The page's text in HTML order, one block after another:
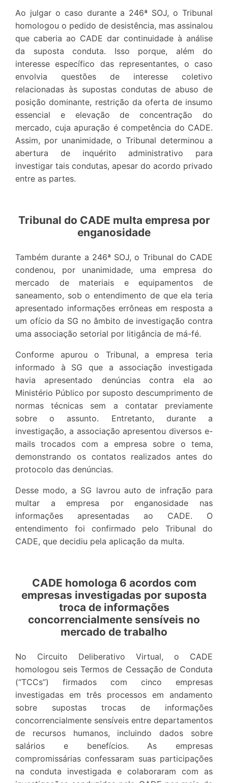
Ao julgar o caso durante a 246ª SOJ, o Tribunal
homologou o pedido de desistência, mas assinalou
que caberia ao CADE dar continuidade à análise
da suposta conduta. Isso porque, além do
interesse específico das representantes, o caso
envolvia questões de interesse coletivo
relacionadas às supostas condutas de abuso de
posição dominante, restrição da oferta de insumo
essencial e elevação de concentração do
mercado, cuja apuração é competência do CADE.
Assim, por unanimidade, o Tribunal determinou a
abertura de inquérito administrativo para
investigar tais condutas, apesar do acordo privado
entre as partes.
Tribunal do CADE multa empresa por
enganosidade
Também durante a 246ª SOJ, o Tribunal do CADE
condenou, por unanimidade, uma empresa do
mercado de materiais e equipamentos de
saneamento, sob o entendimento de que ela teria
apresentado informações errôneas em resposta a
um ofício da SG no âmbito de investigação contra
uma associação setorial por litigância de má-fé.
Conforme apurou o Tribunal, a empresa teria
informado à SG que a associação investigada
havia apresentado denúncias contra ela ao
Ministério Público por suposto descumprimento de
normas técnicas sem a contatar previamente
sobre o assunto. Entretanto, durante a
investigação, a associação apresentou diversos e-
mails trocados com a empresa sobre o tema,
demonstrando os contatos realizados antes do
protocolo das denúncias.
Desse modo, a SG lavrou auto de infração para
multar a empresa por enganosidade nas
informações apresentadas ao CADE. O
entendimento foi confirmado pelo Tribunal do
CADE, que decidiu pela aplicação da multa.
CADE homologa 6 acordos com
empresas investigadas por suposta
troca de informações
concorrencialmente sensíveis no
mercado de trabalho
No Circuito Deliberativo Virtual, o CADE
homologou seis Termos de Cessação de Conduta
(“TCCs”) firmados com cinco empresas
investigadas em três processos em andamento
sobre supostas trocas de informações
concorrencialmente sensíveis entre departamentos
de recursos humanos, incluindo dados sobre
salários e benefícios. As empresas
compromissárias confessaram suas participações
na conduta investigada e colaboraram com as